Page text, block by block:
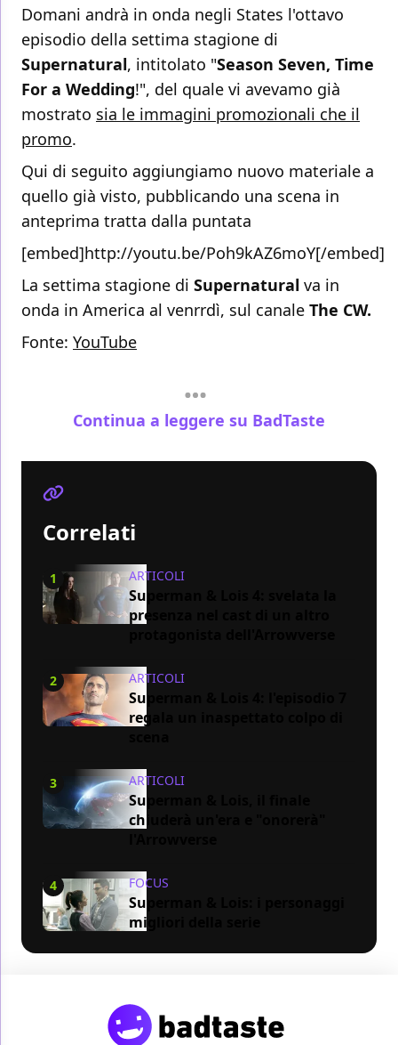
Domani andrà in onda negli States l'ottavo
episodio della settima stagione di
Supernatural, intitolato "Season Seven, Time
For a Wedding!", del quale vi avevamo già
mostrato sia le immagini promozionali che il
promo.
Qui di seguito aggiungiamo nuovo materiale a
quello già visto, pubblicando una scena in
anteprima tratta dalla puntata
[embed]http://youtu.be/Poh9kAZ6moY[/embed]
La settima stagione di Supernatural va in
onda in America al venrrdì, sul canale The CW.
Fonte: YouTube
Continua a leggere su BadTaste
Correlati
1 ARTICOLI
Superman & Lois 4: svelata la
presenza nel cast di un altro
2 ARTICOLI
Superman & Lois 4: l'episodio 7
regala un inaspettato colpo di
3 ARTICOLI
Superman & Lois, il finale
chiuderà un'era e "onorerà"
4 FOCUS
Superman & Lois: i personaggi
migliori della serie